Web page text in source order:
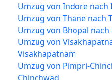
Umzug von Indore nach
Umzug von Thane nach
Umzug von Bhopal nach
Umzug von
Visakhapatnam
Umzug von Pimpri-
Chinchwad